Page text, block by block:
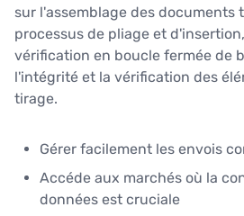
sur l'assemblage des documents
processus de pliage et
vérification en boucle fermée de
l'intégrité et la vérification des
tirage.
Gérer facilement les envois
Accéde aux marchés où la
données est cruciale